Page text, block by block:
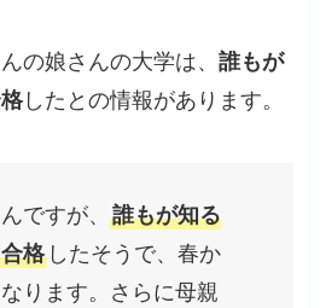
の娘さんの大学は、誰もが
したとの情報があります。
ですが、誰もが知る
格 したそうで、春か
ります。さらに母親